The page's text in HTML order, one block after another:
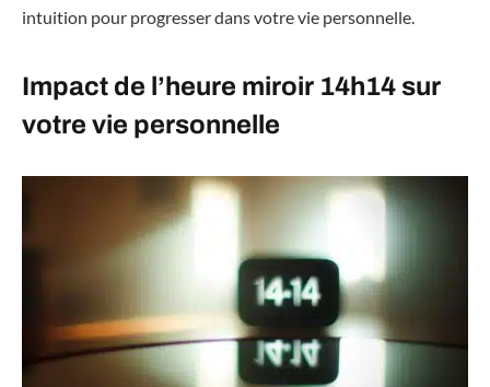
intuition pour progresser dans votre vie personnelle.
Impact de l’heure miroir 14h14 sur
votre vie personnelle